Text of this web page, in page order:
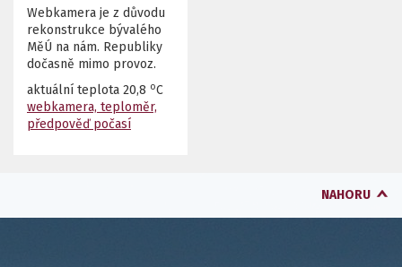
Webkamera je z důvodu
rekonstrukce bývalého
MěÚ na nám. Republiky
dočasně mimo provoz.
aktuální teplota 20,8 oC
webkamera, teploměr,
předpověď počasí
NAHORU